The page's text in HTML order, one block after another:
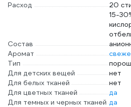
Расход
20
Состав
15-
Аромат
Тип
Для детских вещей
нет
Для белых тканей
нет
Для цветных тканей
да
Для темных и черных тканей да